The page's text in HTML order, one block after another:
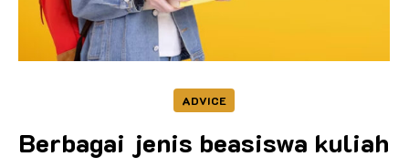
ADVICE
Berbagai jenis beasiswa kuliah